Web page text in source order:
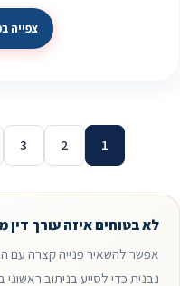
צפייה
1
2
3
לא בטוחים איזה עורך דין
אפשר להשאיר פנייה קצרה עם
נבנית כדי לסייע בניתוב